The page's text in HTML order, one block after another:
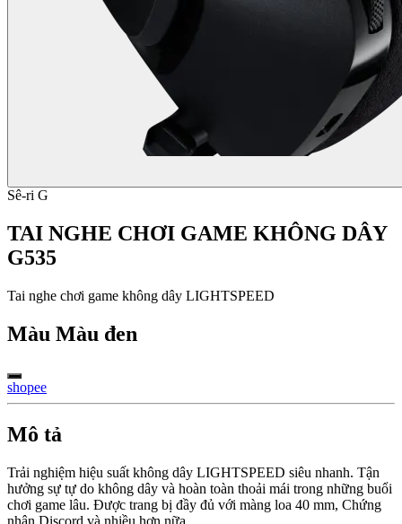
Sê-ri G
TAI NGHE CHƠI GAME KHÔNG DÂY
G535
Tai nghe chơi game không dây LIGHTSPEED
Màu Màu đen
shopee
Mô tả
Trải nghiệm hiệu suất không dây LIGHTSPEED siêu nhanh. Tận
hưởng sự tự do không dây và hoàn toàn thoải mái trong những buổi
chơi game lâu. Được trang bị đầy đủ với màng loa 40 mm, Chứng